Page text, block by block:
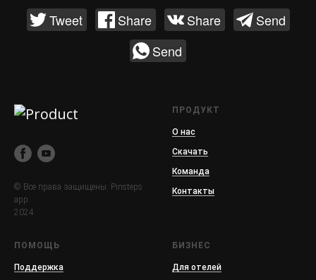
Tweet Share Share
Send
Send
© Все права защищены. Pinsteps
app.
2024
ПРОДУКТ
О нас
Скачать
Команда
Контакты
ПОМОЩЬ
Поддержка
БИЗНЕС
Для отелей